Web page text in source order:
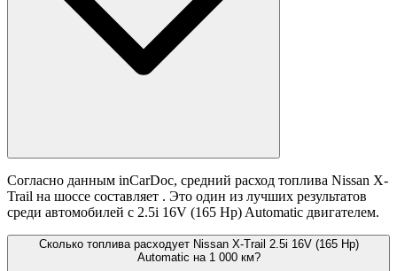
Согласно данным inCarDoc, средний расход топлива Nissan X-
Trail на шоссе составляет . Это один из лучших результатов
среди автомобилей с 2.5i 16V (165 Hp) Automatic двигателем.
Сколько топлива расходует Nissan X-Trail 2.5i 16V (165 Hp)
Automatic на 1 000 км?